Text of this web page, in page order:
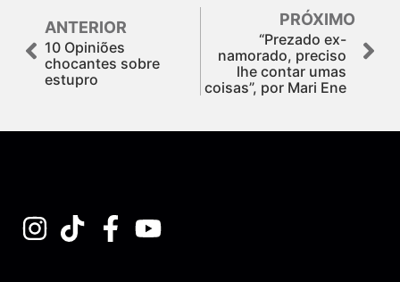
ANTERIOR
10 Opiniões
chocantes sobre
estupro
PRÓXIMO
“Prezado ex-
namorado, preciso
lhe contar umas
coisas”, por Mari Ene